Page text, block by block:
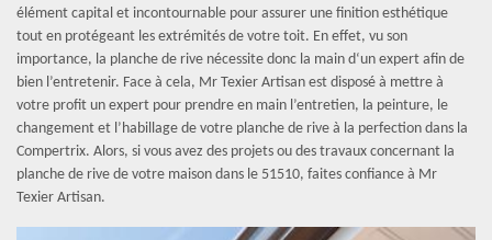
élément capital et incontournable pour assurer une finition esthétique
tout en protégeant les extrémités de votre toit. En effet, vu son
importance, la planche de rive nécessite donc la main d‘un expert afin de
bien l’entretenir. Face à cela, Mr Texier Artisan est disposé à mettre à
votre profit un expert pour prendre en main l’entretien, la peinture, le
changement et l’habillage de votre planche de rive à la perfection dans la
Compertrix. Alors, si vous avez des projets ou des travaux concernant la
planche de rive de votre maison dans le 51510, faites confiance à Mr
Texier Artisan.